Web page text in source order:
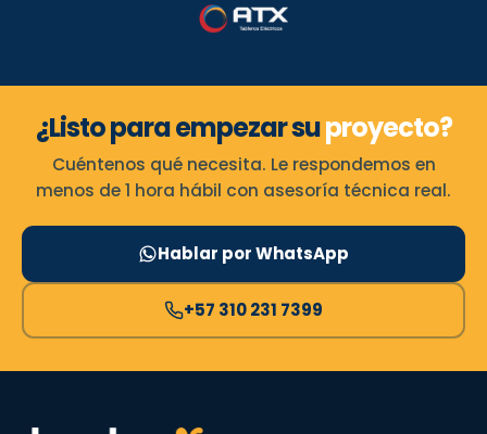
¿Listo para empezar suproyecto?
Cuéntenos qué necesita. Le respondemos en
menos de 1 hora hábil con asesoría técnica real.
Hablar por WhatsApp
+57 310 231 7399